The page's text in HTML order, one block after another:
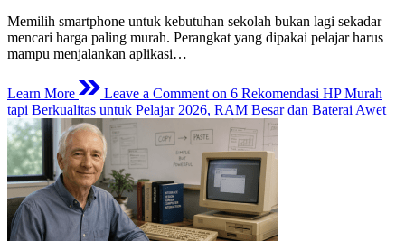
Memilih smartphone untuk kebutuhan sekolah bukan lagi sekadar
mencari harga paling murah. Perangkat yang dipakai pelajar harus
mampu menjalankan aplikasi…
Learn More Leave a Commenton 6 Rekomendasi HP Murah
tapi Berkualitas untuk Pelajar 2026, RAM Besar dan Baterai Awet